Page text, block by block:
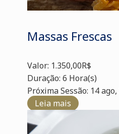
Massas Frescas
Valor: 1.350,00R$
Duração: 6 Hora(s)
Próxima Sessão: 14
Leia mais